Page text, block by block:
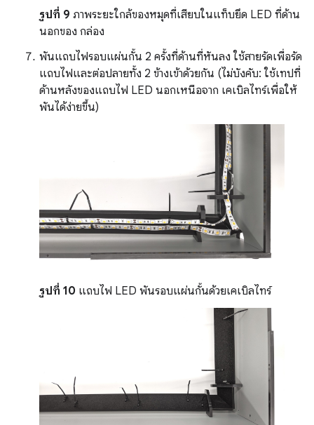
รูปที่ 9 ภาพระยะใกล้ของหมุดที่เสียบในแท็บยึด LED ที่ด้าน
นอกของ กล่อง
พันแถบไฟรอบแผ่นกั้น 2 ครั้งที่ด้านที่หันลง ใช้สายรัดเพื่อรัด
แถบไฟและต่อปลายทั้ง 2 ข้างเข้าด้วยกัน (ไม่บังคับ: ใช้เทปที่
ด้านหลังของแถบไฟ LED นอกเหนือจาก เคเบิลไทร์เพื่อให้
พันได้ง่ายขึ้น)
รูปที่ 10 แถบไฟ LED พันรอบแผ่นกั้นด้วยเคเบิลไทร์